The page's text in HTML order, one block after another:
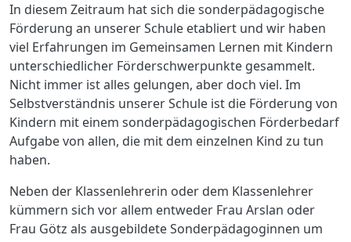
In diesem Zeitraum hat sich die sonderpädagogische
Förderung an unserer Schule etabliert und wir haben
viel Erfahrungen im Gemeinsamen Lernen mit Kindern
unterschiedlicher Förderschwerpunkte gesammelt.
Nicht immer ist alles gelungen, aber doch viel. Im
Selbstverständnis unserer Schule ist die Förderung von
Kindern mit einem sonderpädagogischen Förderbedarf
Aufgabe von allen, die mit dem einzelnen Kind zu tun
haben.
Neben der Klassenlehrerin oder dem Klassenlehrer
kümmern sich vor allem entweder Frau Arslan oder
Frau Götz als ausgebildete Sonderpädagoginnen um